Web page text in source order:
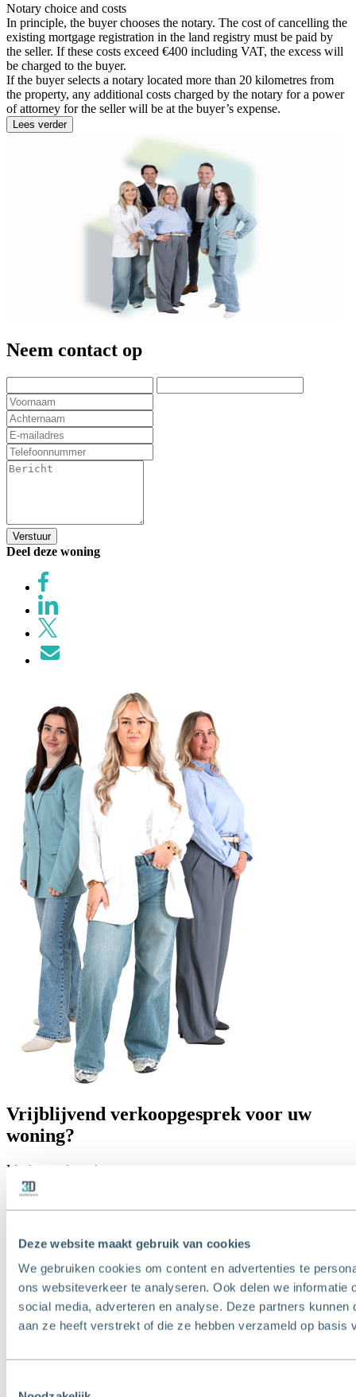
Deze website maakt gebruik van cookies
We gebruiken cookies om content en advertenties te
ons websiteverkeer te analyseren. Ook delen we
social media, adverteren en analyse. Deze partners
aan ze heeft verstrekt of die ze hebben verzameld op basis
Notary choice and costs
In principle, the buyer chooses the notary. The cost of cancelling the
existing mortgage registration in the land registry must be paid by
the seller. If these costs exceed €400 including VAT, the excess will
be charged to the buyer.
If the buyer selects a notary located more than 20 kilometres from
the property, any additional costs charged by the notary for a power
of attorney for the seller will be at the buyer’s expense.
Lees verder
Neem contact op
Verstuur
Deel deze woning
Vrijblijvend verkoopgesprek voor uw
woning?
Maak een afspraak
Lees verder
E info@3dmakelaars.nl